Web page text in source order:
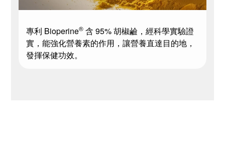
專利 Bioperine® 含 95% 胡椒鹼，經科學實驗證
實，能強化營養素的作用，讓營養直達目的地，
發揮保健功效。